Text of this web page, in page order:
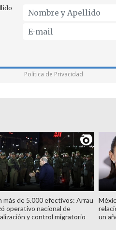
Política de Privacidad
más de 5.000 efectivos: Arrau
operativo nacional de
y control migratorio
un